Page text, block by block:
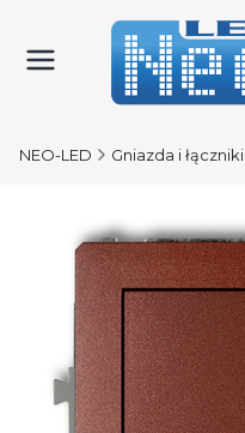
NEO-LED Gniazda i łączniki